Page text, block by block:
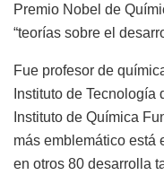
Premio Nobel de
“teorías sobre el
Fue profesor de
Instituto de Tecnología
Instituto de Química
más emblemático está
en otros 80 desarrolla